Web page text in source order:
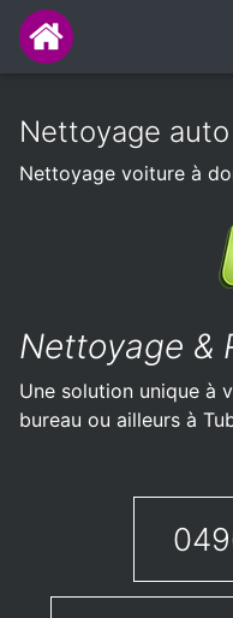
Nettoyage
Nettoyage voiture à
Nettoyage &
Une solution unique à
bureau ou ailleurs à